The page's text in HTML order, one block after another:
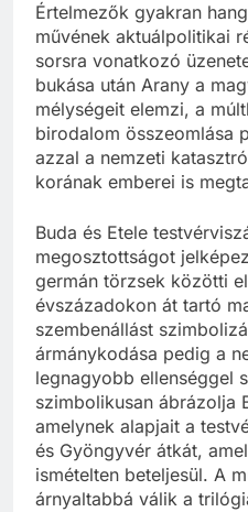
Értelmezők gyakran
művének aktuálpolitikai
sorsra vonatkozó
bukása után Arany a
mélységeit elemzi, a
birodalom összeomlása
azzal a nemzeti
korának emberei is
Buda és Etele
megosztottságot
germán törzsek közötti
évszázadokon át tartó
szembenállást
ármánykodása pedig a
legnagyobb ellenséggel
szimbolikusan ábrázolja
amelynek alapjait a
és Gyöngyvér átkát,
ismételten beteljesül. A
árnyaltabbá válik a